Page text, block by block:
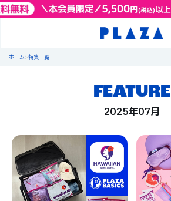
ホーム>特集一覧
FEATURE
2025年07月